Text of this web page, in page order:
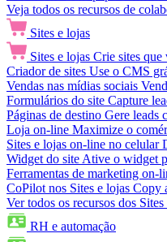
Veja todos os recursos de
Sites e lojas
Sites e lojas Crie sites que
Criador de sites Use o CMS
Vendas nas mídias sociais
Formulários do site Capture
Páginas de destino Gere leads
Loja on-line Maximize o
Sites e lojas on-line no celular
Widget do site Ative o widget
Ferramentas de marketing on-
CoPilot nos Sites e lojas Copy
Ver todos os recursos dos Sites
RH e automação